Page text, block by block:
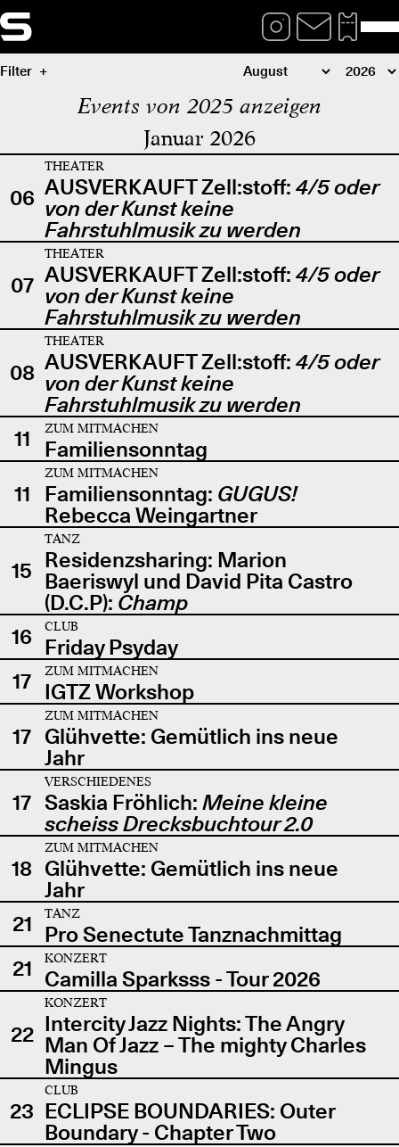
Filter
Events von 2025 anzeigen
Januar 2026
06
THEATER
AUSVERKAUFT Zell:stoff: 4/5 oder
von der Kunst keine
Fahrstuhlmusik zu werden
07
THEATER
AUSVERKAUFT Zell:stoff: 4/5 oder
von der Kunst keine
Fahrstuhlmusik zu werden
08
THEATER
AUSVERKAUFT Zell:stoff: 4/5 oder
von der Kunst keine
Fahrstuhlmusik zu werden
11
ZUM MITMACHEN
Familiensonntag
11
ZUM MITMACHEN
Familiensonntag: GUGUS!
Rebecca Weingartner
15
TANZ
Residenzsharing: Marion
Baeriswyl und David Pita Castro
(D.C.P): Champ
16
CLUB
Friday Psyday
17
ZUM MITMACHEN
IGTZ Workshop
17
ZUM MITMACHEN
Glühvette: Gemütlich ins neue
Jahr
17
VERSCHIEDENES
Saskia Fröhlich: Meine kleine
scheiss Drecksbuchtour 2.0
18
ZUM MITMACHEN
Glühvette: Gemütlich ins neue
Jahr
21
TANZ
Pro Senectute Tanznachmittag
21
KONZERT
Camilla Sparksss - Tour 2026
22
KONZERT
Intercity Jazz Nights: The Angry
Man Of Jazz – The mighty Charles
Mingus
23
CLUB
ECLIPSE BOUNDARIES: Outer
Boundary - Chapter Two